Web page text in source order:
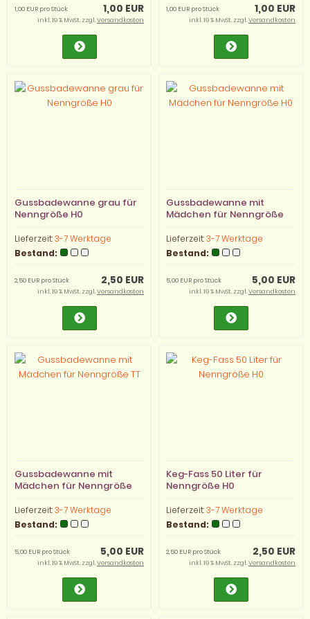
1,00 EUR
1,00 EUR pro Stück
inkl. 19 % MwSt. zzgl.Versandkosten
1,00 EUR
1,00 EUR pro Stück
inkl. 19 % MwSt. zzgl.Versandkosten
Gussbadewanne grau für
Nenngröße H0
Lieferzeit:3-7 Werktage
Bestand:
2,50 EUR
2,50 EUR pro Stück
inkl. 19 % MwSt. zzgl.Versandkosten
Gussbadewanne mit
Mädchen für Nenngröße
Lieferzeit:3-7 Werktage
Bestand:
5,00 EUR
5,00 EUR pro Stück
inkl. 19 % MwSt. zzgl.Versandkosten
Gussbadewanne mit
Mädchen für Nenngröße
Lieferzeit:3-7 Werktage
Bestand:
5,00 EUR
5,00 EUR pro Stück
inkl. 19 % MwSt. zzgl.Versandkosten
Keg-Fass 50 Liter für
Nenngröße H0
Lieferzeit:3-7 Werktage
Bestand:
2,50 EUR
2,50 EUR pro Stück
inkl. 19 % MwSt. zzgl.Versandkosten